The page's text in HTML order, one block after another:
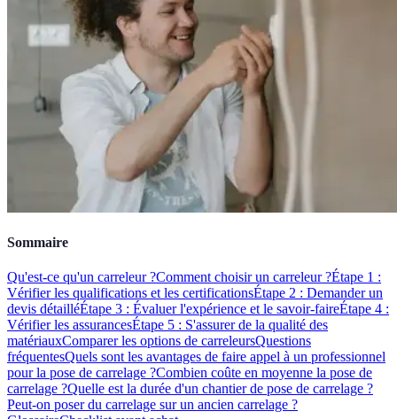
Sommaire
Qu'est-ce qu'un carreleur ?Comment choisir un carreleur ?Étape 1 :
Vérifier les qualifications et les certificationsÉtape 2 : Demander un
devis détailléÉtape 3 : Évaluer l'expérience et le savoir-faireÉtape 4 :
Vérifier les assurancesÉtape 5 : S'assurer de la qualité des
matériauxComparer les options de carreleursQuestions
fréquentesQuels sont les avantages de faire appel à un professionnel
pour la pose de carrelage ?Combien coûte en moyenne la pose de
carrelage ?Quelle est la durée d'un chantier de pose de carrelage ?
Peut-on poser du carrelage sur un ancien carrelage ?